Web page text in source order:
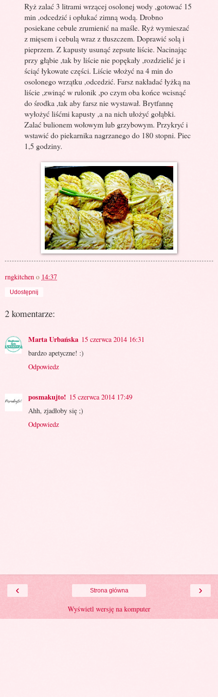
Ryż zalać 3 litrami wrzącej osolonej wody ,gotować 15
min ,odcedzić i opłukać zimną wodą. Drobno
posiekane cebule zrumienić na maśle. Ryż wymieszać
z mięsem i cebulą wraz z tłuszczem. Doprawić solą i
pieprzem. Z kapusty usunąć zepsute liście. Nacinając
przy głąbie ,tak by liście nie popękały ,rozdzielić je i
ściąć łykowate części. Liście włożyć na 4 min do
osolonego wrzątku ,odcedzić. Farsz nakładać łyżką na
liście ,zwinąć w rulonik ,po czym oba końce wcisnąć
do środka ,tak aby farsz nie wystawał. Brytfannę
wyłożyć liśćmi kapusty ,a na nich ułożyć gołąbki.
Zalać bulionem wołowym lub grzybowym. Przykryć i
wstawić do piekarnika nagrzanego do 180 stopni. Piec
1,5 godziny.
rngkitchen o 14:37
Udostępnij
2 komentarze:
Marta Urbańska 15 czerwca 2014 16:31
bardzo apetyczne! :)
Odpowiedz
posmakujto! 15 czerwca 2014 17:49
Ahh, zjadłoby się ;)
Odpowiedz
‹ ›
Strona główna
Wyświetl wersję na komputer